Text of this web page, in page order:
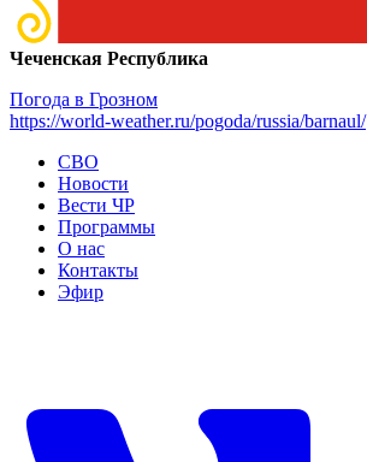
Чеченская Республика
Погода в Грозном
https://world-weather.ru/pogoda/russia/barnaul/
СВО
Новости
Вести ЧР
Программы
О нас
Контакты
Эфир